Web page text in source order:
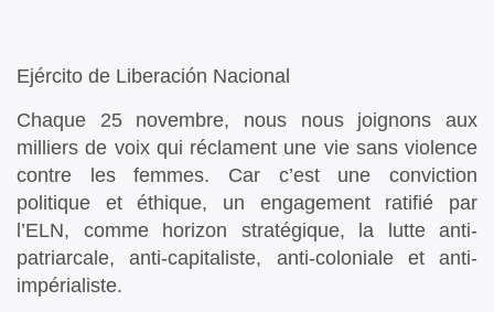
Ejército de Liberación Nacional
Chaque 25 novembre, nous nous joignons aux
milliers de voix qui réclament une vie sans violence
contre les femmes. Car c’est une conviction
politique et éthique, un engagement ratifié par
l’ELN, comme horizon stratégique, la lutte anti-
patriarcale, anti-capitaliste, anti-coloniale et anti-
impérialiste.